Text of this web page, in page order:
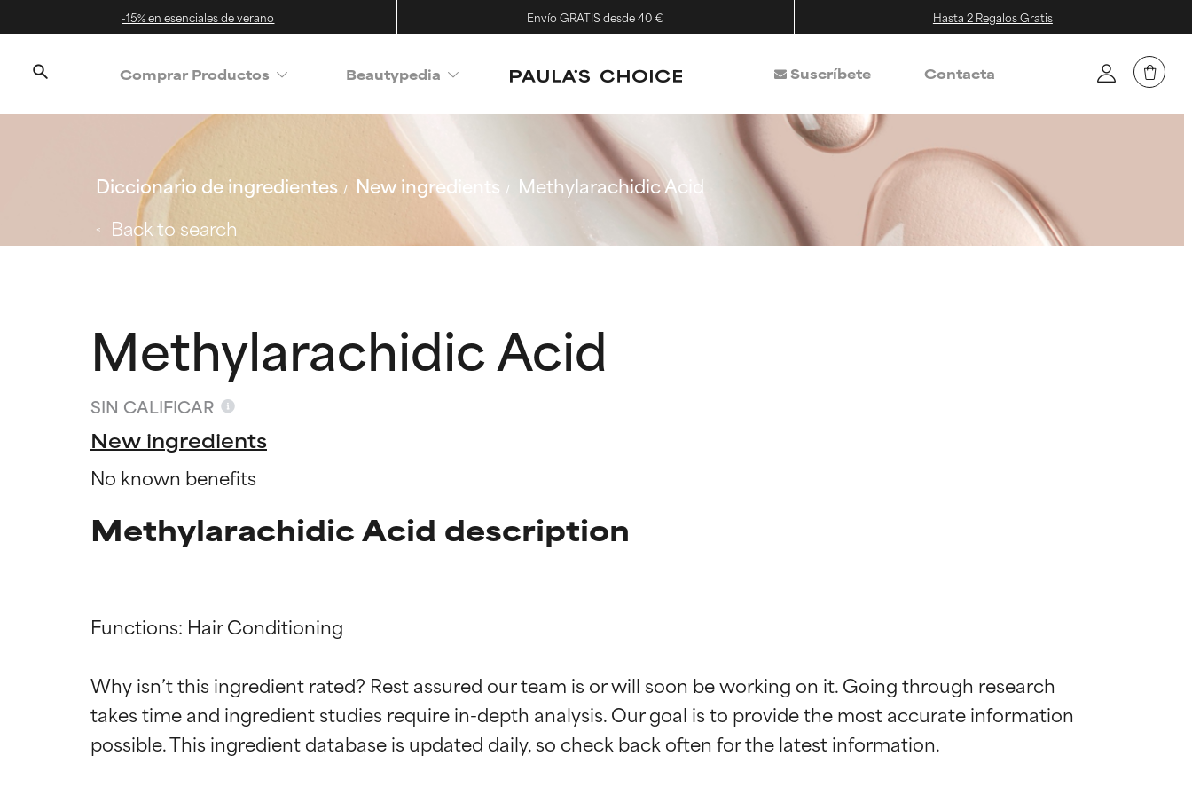
-15% en esenciales de verano Envío GRATIS desde 40 € Hasta 2 Regalos Gratis
Comprar Productos Beautypedia Suscríbete Contacta
Diccionario de ingredientes New ingredients
Methylarachidic Acid
Back to search
Methylarachidic Acid
SIN CALIFICAR
New ingredients
No known benefits
Methylarachidic Acid description
Functions: Hair Conditioning
Why isn’t this ingredient rated? Rest assured our team is or will soon be working on it. Going through research
takes time and ingredient studies require in-depth analysis. Our goal is to provide the most accurate information
Calificaciones de ingredientes
EXCELENTE
Calificaciones de ingredientes
EXCELENTE